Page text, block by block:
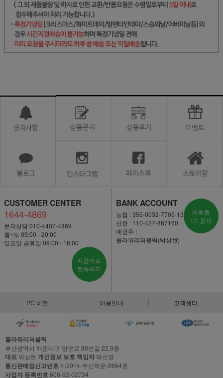
CUSTOMER CENTER
1644-4869
문자상담 010-4407-4869
월~토 09:00 - 20:00
일요일·공휴일 09:00 - 18:00
지금바로
전화하기
BANK ACCOUNT
농협 : 355-0032-7705-13
신한 : 110-427-887160
예금주 :
플라워리퍼블릭(박상현)
비회원
1:1 문의
PC 버전 이용안내 고객센터
플라워리퍼블릭
부산광역시 해운대구 양운로 80번길 22,9층
대표 박상현 개인정보 보호 책임자 박신영
통신판매업신고번호 제2014-부산해운-0664호
사업자 등록번호 608-92-02734